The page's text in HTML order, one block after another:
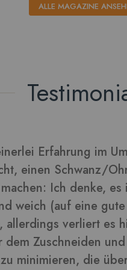
ALLE MAGAZINE
gut und die
Rezension